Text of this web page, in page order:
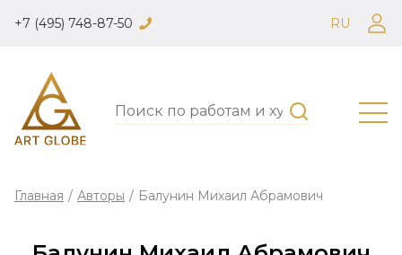
+7 (495) 748-87-50 RU
Главная / Авторы / Балунин Михаил Абрамович